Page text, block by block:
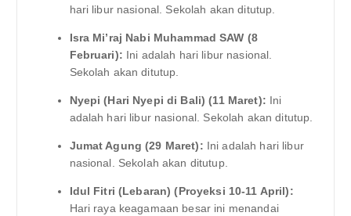
hari libur nasional. Sekolah akan ditutup.
Isra Mi’raj Nabi Muhammad SAW (8
Februari): Ini adalah hari libur nasional.
Sekolah akan ditutup.
Nyepi (Hari Nyepi di Bali) (11 Maret): Ini
adalah hari libur nasional. Sekolah akan ditutup.
Jumat Agung (29 Maret): Ini adalah hari libur
nasional. Sekolah akan ditutup.
Idul Fitri (Lebaran) (Proyeksi 10-11 April):
Hari raya keagamaan besar ini menandai